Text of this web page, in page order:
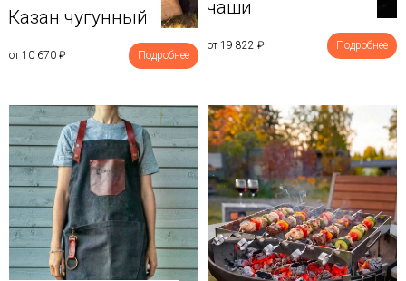
Казан чугунный
от 10 670 ₽ Подробнее
чаши
от 19 822 ₽ Подробнее